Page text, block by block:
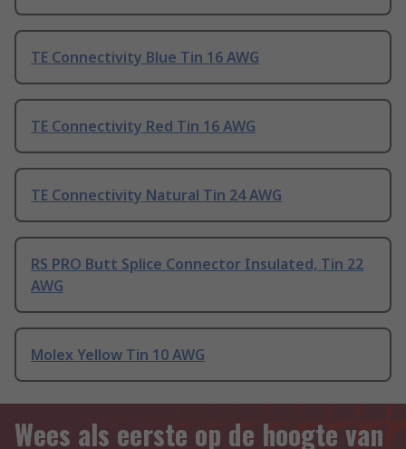
TE Connectivity Blue Tin 16 AWG
TE Connectivity Red Tin 16 AWG
TE Connectivity Natural Tin 24 AWG
RS PRO Butt Splice Connector Insulated, Tin 22
AWG
Molex Yellow Tin 10 AWG
Wees als eerste op de hoogte van